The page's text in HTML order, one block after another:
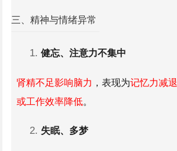
三、精神与情绪异常
健忘、注意力不集中
肾精不足影响脑力 ，表现为记忆力减退
或工作效率降低。
失眠、多梦